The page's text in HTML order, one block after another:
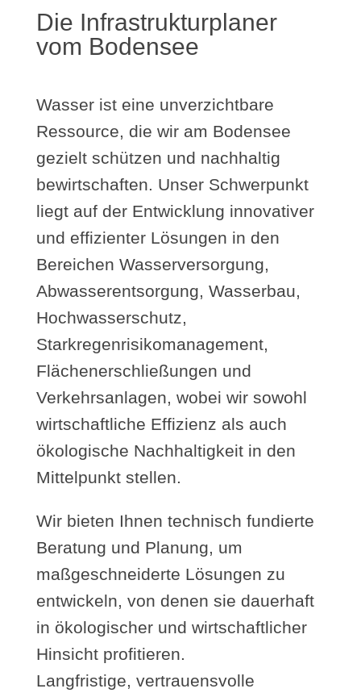
Die Infrastrukturplaner
vom Bodensee
Wasser ist eine unverzichtbare
Ressource, die wir am Bodensee
gezielt schützen und nachhaltig
bewirtschaften. Unser Schwerpunkt
liegt auf der Entwicklung innovativer
und effizienter Lösungen in den
Bereichen Wasserversorgung,
Abwasserentsorgung, Wasserbau,
Hochwasserschutz,
Starkregenrisikomanagement,
Flächenerschließungen und
Verkehrsanlagen, wobei wir sowohl
wirtschaftliche Effizienz als auch
ökologische Nachhaltigkeit in den
Mittelpunkt stellen.
Wir bieten Ihnen technisch fundierte
Beratung und Planung, um
maßgeschneiderte Lösungen zu
entwickeln, von denen sie dauerhaft
in ökologischer und wirtschaftlicher
Hinsicht profitieren.
Langfristige, vertrauensvolle